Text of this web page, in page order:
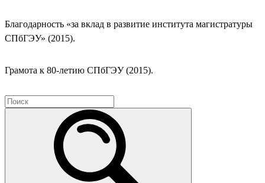
Благодарность «за вклад в развитие института магистратуры
СПбГЭУ» (2015).
Грамота к 80-летию СПбГЭУ (2015).